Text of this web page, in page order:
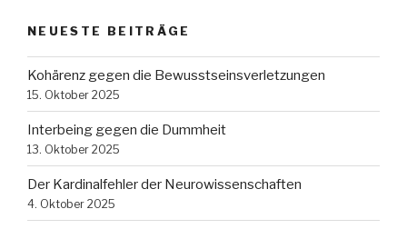
NEUESTE BEITRÄGE
Kohärenz gegen die Bewusstseinsverletzungen
15. Oktober 2025
Interbeing gegen die Dummheit
13. Oktober 2025
Der Kardinalfehler der Neurowissenschaften
4. Oktober 2025